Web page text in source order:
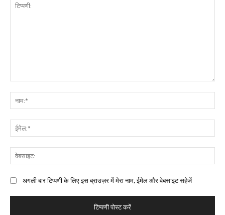
अगली बार टिप्पणी के लिए इस ब्राउज़र में मेरा नाम, ईमेल और वेबसाइट सहेजें